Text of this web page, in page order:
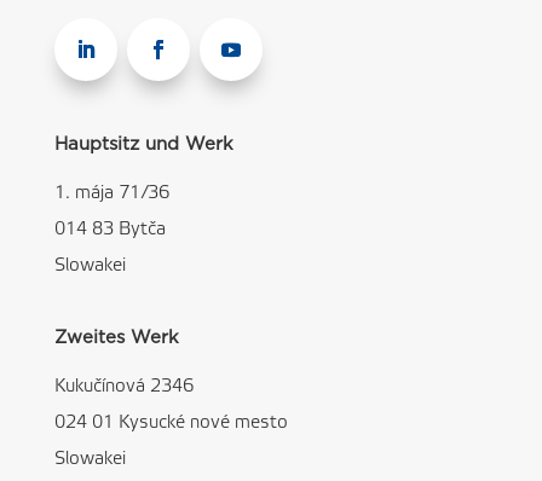
Hauptsitz und Werk
1. mája 71/36
014 83 Bytča
Slowakei
Zweites Werk
Kukučínová 2346
024 01 Kysucké nové mesto
Slowakei